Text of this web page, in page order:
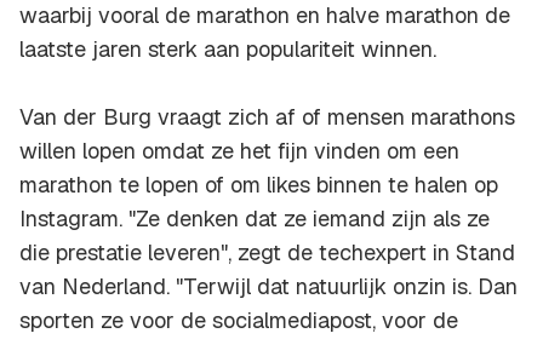
waarbij vooral de marathon en halve marathon de
laatste jaren sterk aan populariteit winnen.
Van der Burg vraagt zich af of mensen marathons
willen lopen omdat ze het fijn vinden om een
marathon te lopen of om likes binnen te halen op
Instagram. "Ze denken dat ze iemand zijn als ze
die prestatie leveren", zegt de techexpert in Stand
van Nederland. "Terwijl dat natuurlijk onzin is. Dan
sporten ze voor de socialmediapost, voor de